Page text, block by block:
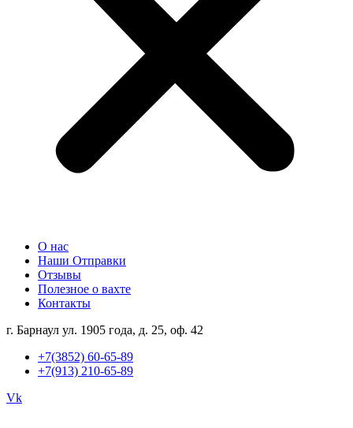
О нас
Наши Отправки
Отзывы
Полезное о вахте
Контакты
г. Барнаул ул. 1905 года, д. 25, оф. 42
+7(3852) 60-65-89
+7(913) 210-65-89
Vk